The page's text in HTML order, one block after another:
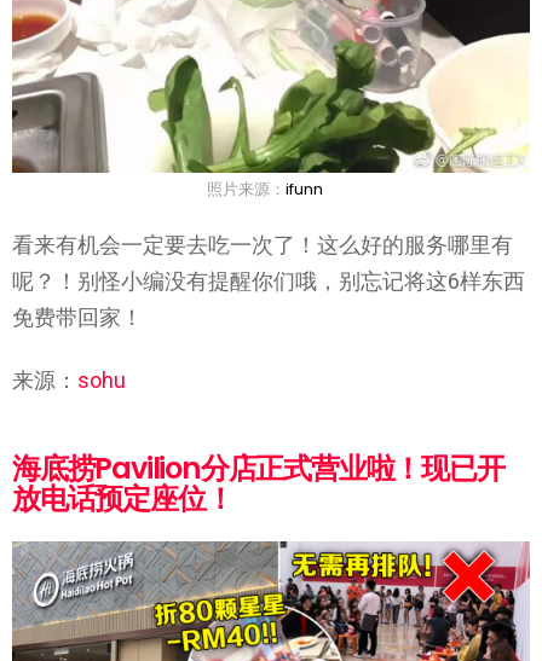
照片来源： ifunn
看来有机会一定要去吃一次了！这么好的服务哪里有
呢？！别怪小编没有提醒你们哦，别忘记将这6样东西
免费带回家！
来源： sohu
海底捞Pavilion分店正式营业啦！现已开
放电话预定座位！